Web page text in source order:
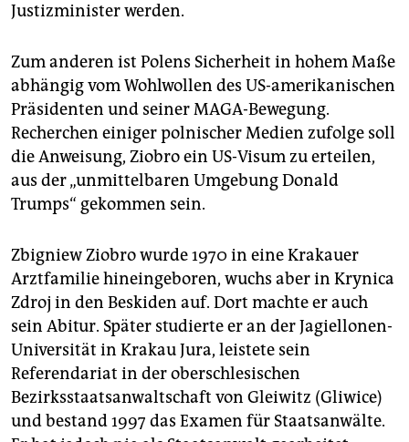
Justizminister werden.
Zum anderen ist Polens Sicherheit in hohem Maße
abhängig vom Wohlwollen des US-amerikanischen
Präsidenten und seiner MAGA-Bewegung.
Recherchen einiger polnischer Medien zufolge soll
die Anweisung, Ziobro ein US-Visum zu erteilen,
aus der „unmittelbaren Umgebung Donald
Trumps“ gekommen sein.
Zbigniew Ziobro wurde 1970 in eine Krakauer
Arztfamilie hineingeboren, wuchs aber in Krynica
Zdroj in den Beskiden auf. Dort machte er auch
sein Abitur. Später studierte er an der Jagiellonen-
Universität in Krakau Jura, leistete sein
Referendariat in der oberschlesischen
Bezirksstaatsanwaltschaft von Gleiwitz (Gliwice)
und bestand 1997 das Examen für Staatsanwälte.